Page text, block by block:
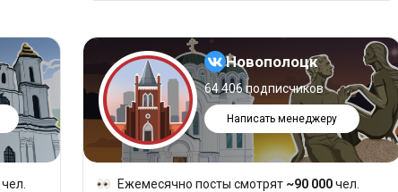
чел.
Новополоцк
64 406 подписчиков
Написать менеджеру
Ежемесячно посты смотрят ~90 000чел.